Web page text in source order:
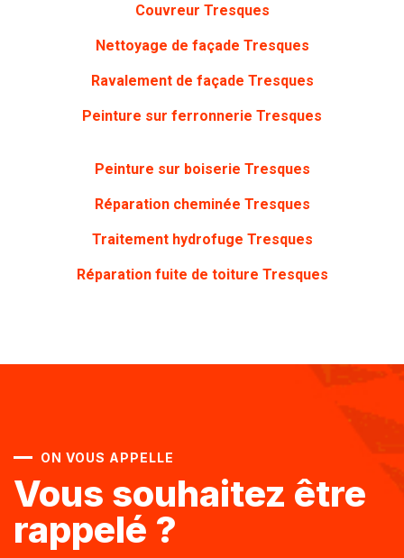
Couvreur Tresques
Nettoyage de façade Tresques
Ravalement de façade Tresques
Peinture sur ferronnerie Tresques
Peinture sur boiserie Tresques
Réparation cheminée Tresques
Traitement hydrofuge Tresques
Réparation fuite de toiture Tresques
ON VOUS APPELLE
Vous souhaitez être
rappelé ?